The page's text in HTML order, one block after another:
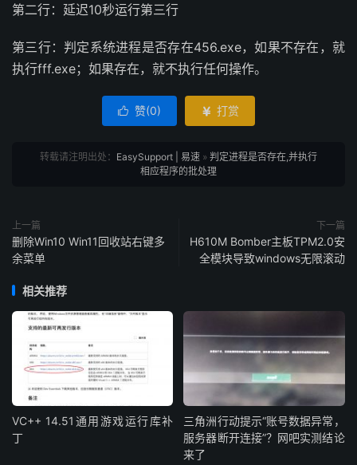
第二行：延迟10秒运行第三行
第三行：判定系统进程是否存在456.exe，如果不存在，就
执行fff.exe；如果存在，就不执行任何操作。
 赞(0)  打赏
转载请注明出处： EasySupport | 易速 » 判定进程是否存在,并执行
相应程序的批处理
上一篇
删除Win10 Win11回收站右键多
余菜单
下一篇
H610M Bomber主板TPM2.0安
全模块导致windows无限滚动
相关推荐
VC++ 14.51通用游戏运行库补
丁
三角洲行动提示“账号数据异常，
服务器断开连接”？网吧实测结论
来了